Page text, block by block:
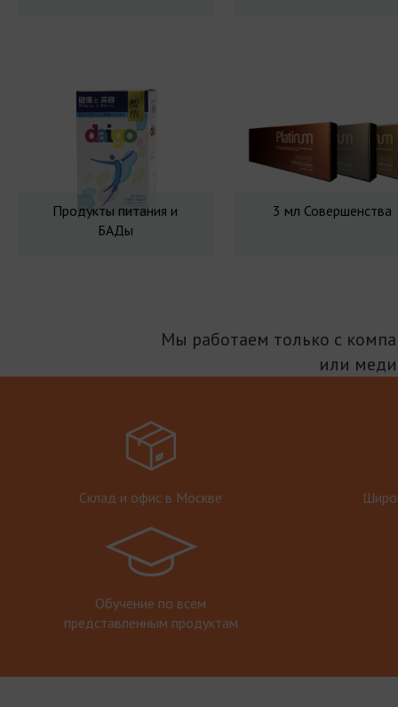
Продукты питания и
БАДы
3 мл Совершенства
Мы работаем только с
или
Склад и офис в Москве
Обучение по всем
представленным продуктам